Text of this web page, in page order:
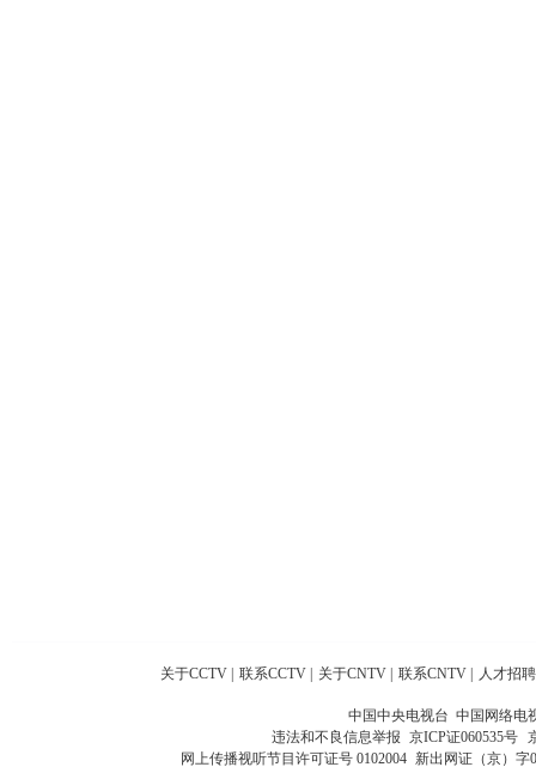
关于CCTV 联系CCTV 关于CNTV 联系CNTV 人才招聘
中国中央电视台 中国网络电
违法和不良信息举报 京ICP证060535号
网上传播视听节目许可证号 0102004 新出网证（京）